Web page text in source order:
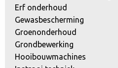
Erf onderhoud
Gewasbescherming
Groenonderhoud
Grondbewerking
Hooibouwmachines